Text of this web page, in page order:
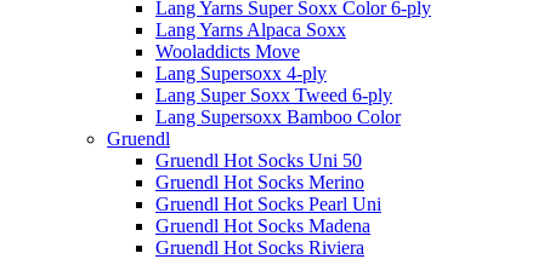
Lang Yarns Super Soxx Color 6-ply
Lang Yarns Alpaca Soxx
Wooladdicts Move
Lang Supersoxx 4-ply
Lang Super Soxx Tweed 6-ply
Lang Supersoxx Bamboo Color
Gruendl
Gruendl Hot Socks Uni 50
Gruendl Hot Socks Merino
Gruendl Hot Socks Pearl Uni
Gruendl Hot Socks Madena
Gruendl Hot Socks Riviera